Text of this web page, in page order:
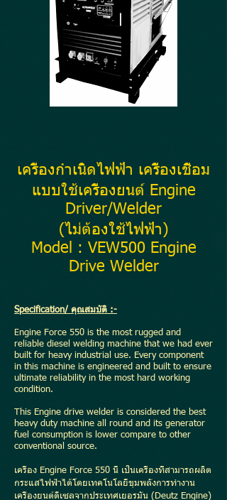
เครื่องกำเนิดไฟฟ้า เครื่องเชื่อม
แบบใช้เครื่องยนต์ Engine
Driver/Welder
(ไม่ต้องใช้ไฟฟ้า)
Model : VEW500 Engine
Drive Welder
Specification/ คุณสมบัติ :-
Engine Force 550 is the most rugged and
reliable diesel welding machine that we had ever
built for heavy industrial use. Every component
in this machine is engineered and built to ensure
ultimate reliability in the most hard working
condition.
This Engine drive welder is considered the best
heavy duty machine all round and its generator
fuel consumption is lower compare to other
conventional source.
เครื่อง Engine Force 550 นี้ เป็นเครื่องที่สามารถผลิต
กระแสไฟฟ้าได้โดยเทคโนโลยีขุมพลังการทำงาน
เครื่องยนต์ดีเซลจากประเทศเยอรมัน (Deutz Engine)